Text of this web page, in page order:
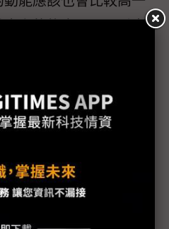
上的態度，可以看出
機SoC市佔率提升這
。
能夠首度切入三星電
）旗艦手機的問題。
旗艦市場增加市佔率
星的旗艦手機Galaxy